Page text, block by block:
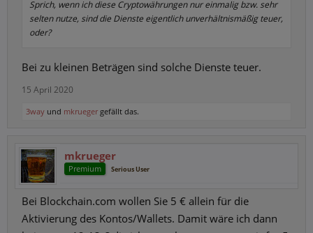
Sprich, wenn ich diese Cryptowährungen nur einmalig bzw. sehr
selten nutze, sind die Dienste eigentlich unverhältnismäßig teuer,
oder?
Bei zu kleinen Beträgen sind solche Dienste teuer.
15 April 2020
3way und mkrueger gefällt das.
mkrueger
Premium Serious User
Bei Blockchain.com wollen Sie 5 € allein für die
Aktivierung des Kontos/Wallets. Damit wäre ich dann